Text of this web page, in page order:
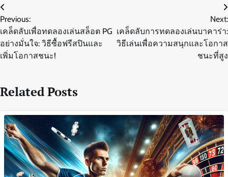
Post
navigation
Previous:
เคล็ดลับเพื่อทดลองเล่นสล็อต PG
อย่างมั่นใจ: วิธีซื้อฟรีสปินและ
เพิ่มโอกาสชนะ!
Next:
เคล็ดลับการทดลองเล่นบาคาร่า:
วิธีเล่นเพื่อความสนุกและโอกาส
ชนะที่สูง
Related Posts